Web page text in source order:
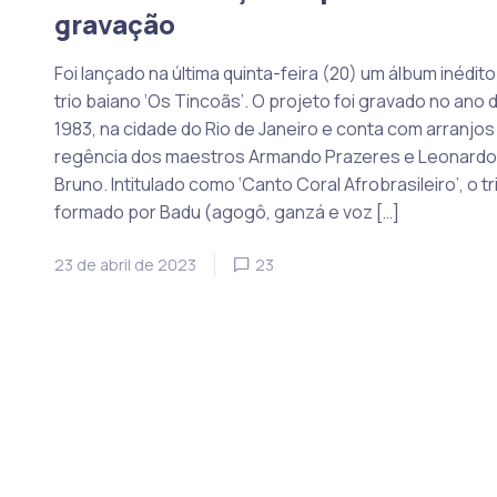
gravação
Foi lançado na última quinta-feira (20) um álbum
trio baiano ‘Os Tincoãs’. O projeto foi gravado no ano
1983, na cidade do Rio de Janeiro e conta com
regência dos maestros Armando Prazeres e Leonardo
Bruno. Intitulado como ‘Canto Coral Afrobrasileiro’, o
formado por Badu (agogô, ganzá e voz […]
23 de abril de 2023 23